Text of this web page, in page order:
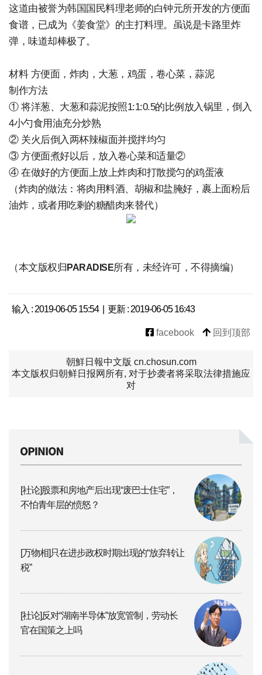
这道由被誉为韩国国民料理老师的白钟元所开发的方便面
食谱，已成为《姜食堂》的主打料理。虽说是卡路里炸
弹，味道却棒极了。
材料 方便面，炸肉，大葱，鸡蛋，卷心菜，蒜泥
制作方法
① 将洋葱、大葱和蒜泥按照1:1:0.5的比例放入锅里，倒入
4小勺食用油充分炒熟
② 关火后倒入两杯辣椒面并搅拌均匀
③ 方便面煮好以后，放入卷心菜和适量②
④ 在做好的方便面上放上炸肉和打散搅匀的鸡蛋液
（炸肉的做法：将肉用料酒、胡椒和盐腌好，裹上面粉后
油炸，或者用吃剩的糖醋肉来替代）
（本文版权归 PARADISE所有，未经许可，不得摘编）
输入 : 2019-06-05 15:54 | 更新 : 2019-06-05 16:43
facebook 回到顶部
朝鮮日報中文版 cn.chosun.com
本文版权归朝鲜日报网所有, 对于抄袭者将采取法律措施应
对
[社论]股票和房地产后出现“废巴士住宅”，
不怕青年层的愤怒？
[万物相]只在进步政权时期出现的“放弃转让
税”
[社论]反对“湖南半导体”放宽管制，劳动长
官在国策之上吗